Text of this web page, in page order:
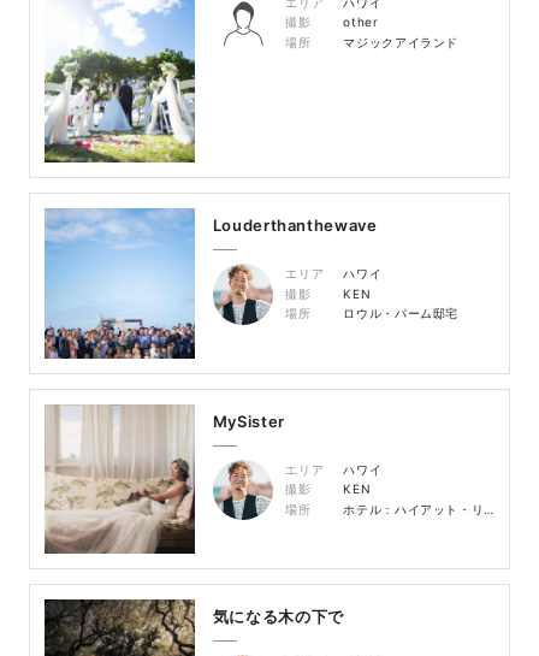
撮影
other
場所
マジックアイランド
Louderthanthewave
エリア
ハワイ
撮影
KEN
場所
ロウル・パーム邸宅
MySister
エリア
ハワイ
撮影
KEN
場所
ホテル：ハイアット・リージェンシー・ワイキキ 挙式会場：ロウル・パーム
気になる木の下で